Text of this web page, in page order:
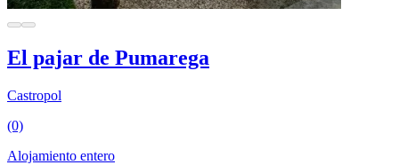
El pajar de Pumarega
Castropol
(0)
Alojamiento entero